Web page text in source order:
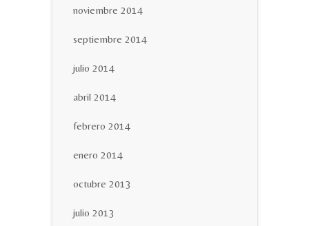
noviembre 2014
septiembre 2014
julio 2014
abril 2014
febrero 2014
enero 2014
octubre 2013
julio 2013